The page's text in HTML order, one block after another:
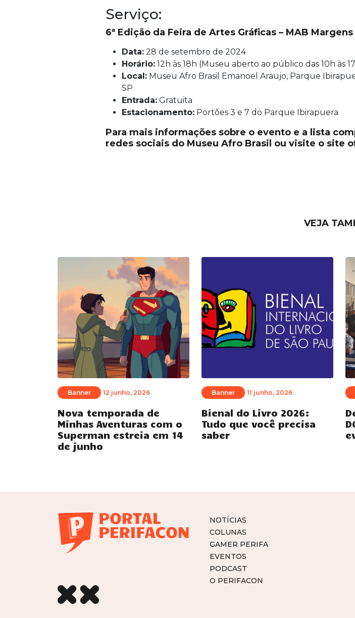
Serviço:
6ª Edição da Feira de Artes Gráficas – MAB Margens
Data: 28 de setembro de 2024
Horário: 12h às 18h (Museu aberto ao público das 10h às
Local: Museu Afro Brasil Emanoel Araujo, Parque
SP
Entrada: Gratuita
Estacionamento: Portões 3 e 7 do Parque Ibirapuera
Para mais informações sobre o evento e a lista
redes sociais do Museu Afro Brasil ou visite o site
VEJA
Banner 12 junho, 2026
Nova temporada de
Minhas Aventuras com o
Superman estreia em 14
de junho
Banner 11 junho, 2026
Bienal do Livro 2026:
Tudo que você precisa
saber
NOTÍCIAS
COLUNAS
GAMER PERIFA
EVENTOS
PODCAST
O PERIFACON